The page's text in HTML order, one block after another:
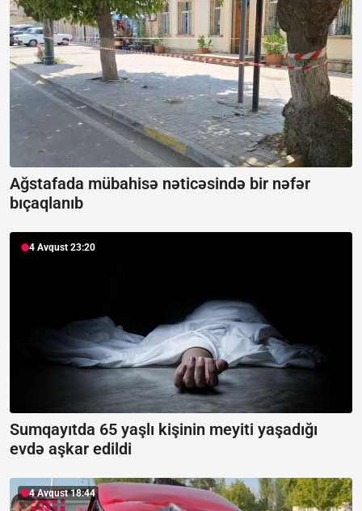
Ağstafada mübahisə nəticəsində bir nəfər
bıçaqlanıb
4 Avqust 23:20
Sumqayıtda 65 yaşlı kişinin meyiti yaşadığı
evdə aşkar edildi
4 Avqust 18:44